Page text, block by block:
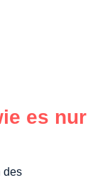
es nur
des